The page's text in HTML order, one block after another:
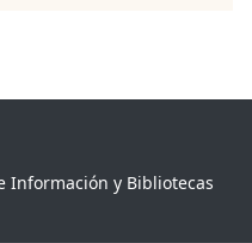
Información y Bibliotecas